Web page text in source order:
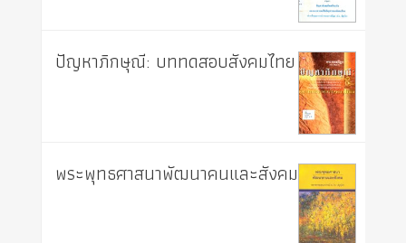
ปัญหาภิกษุณี: บททดสอบสังคมไทย
พระพุทธศาสนาพัฒนาคนและสังคม